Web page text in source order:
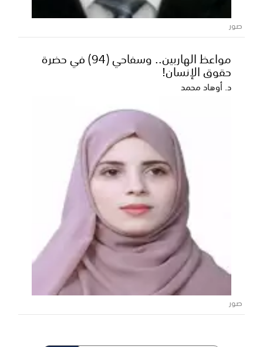
صور
مواعظ الهاربين.. وسفاحي (94) في حضرة
حقوق الإنسان!
د. أوهاد محمد
صور